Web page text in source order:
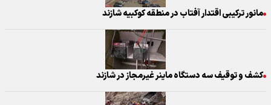
مانور ترکیبی اقتدار آفتاب در منطقه کوکبیه شازند
کشف و توقیف سه دستگاه ماینر غیرمجاز در شازند